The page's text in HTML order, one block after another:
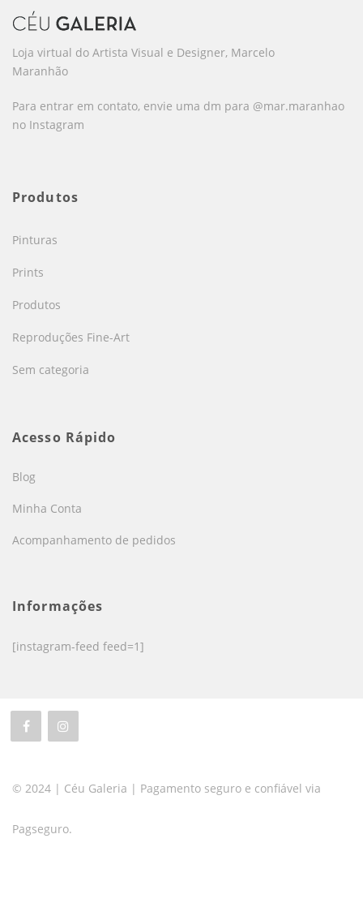
Loja virtual do Artista Visual e Designer, Marcelo
Maranhão
Para entrar em contato, envie uma dm para @mar.maranhao
no Instagram
Produtos
Pinturas
Prints
Produtos
Reproduções Fine-Art
Sem categoria
Acesso Rápido
Blog
Minha Conta
Acompanhamento de pedidos
Informações
[instagram-feed feed=1]
© 2024 | Céu Galeria | Pagamento seguro e confiável via
Pagseguro.